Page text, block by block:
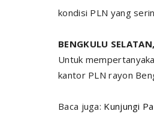
kondisi PLN yang
BENGKULU
Untuk
kantor PLN rayon
Baca juga: Kunjungi